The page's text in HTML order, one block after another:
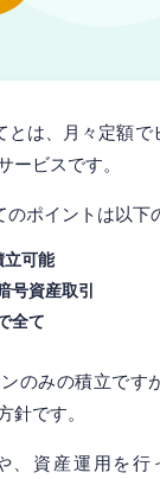
とは、月々定額で
ービスです。
ポイントは以下
立可能
号資産取引
全て
のみの積立です
針です。
、資産運用を行